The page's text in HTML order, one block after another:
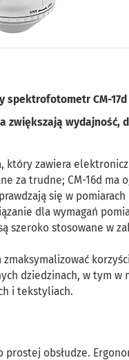
spektrofotometr CM-17d
wydajność,
zawiera
za trudne; CM-16d ma
się w
dla wymagań
szeroko stosowane w
dziedzinach, w tym
i tekstyliach.
obsłudze.